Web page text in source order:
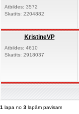
Atbildes: 3572
Skatīts: 2204882
KristineVP
Atbildes: 4610
Skatīts: 2918037
1 lapa no 3 lapām pavisam